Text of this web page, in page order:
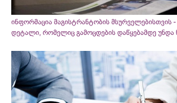
ინფორმაცია მაგისტრანტობის მსურველებისთვის
დეტალი, რომელიც გამოცდების დაწყებამდე უნდა